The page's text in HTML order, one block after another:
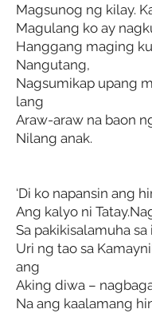
Magsunog ng kilay.
Magulang ko ay
Hanggang maging
Nangutang,
Nagsumikap upang
lang
Araw-araw na baon
Nilang anak.
‘Di ko napansin ang
Ang kalyo ni
Sa pakikisalamuha sa
Uri ng tao sa
ang
Aking diwa –
Na ang kaalamang